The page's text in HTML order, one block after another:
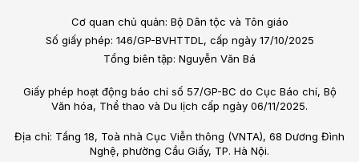
Cơ quan chủ quản: Bộ Dân tộc và Tôn giáo
Số giấy phép: 146/GP-BVHTTDL, cấp ngày 17/10/2025
Tổng biên tập: Nguyễn Văn Bá
Giấy phép hoạt động báo chí số 57/GP-BC do Cục Báo chí, Bộ
Văn hóa, Thể thao và Du lịch cấp ngày 06/11/2025.
Địa chỉ: Tầng 18, Toà nhà Cục Viễn thông (VNTA), 68 Dương Đình
Nghệ, phường Cầu Giấy, TP. Hà Nội.